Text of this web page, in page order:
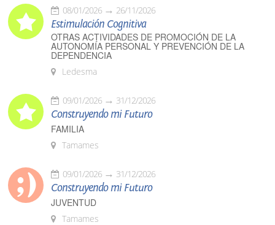
08/01/2026 26/11/2026
Estimulación Cognitiva
OTRAS ACTIVIDADES DE PROMOCIÓN DE LA
AUTONOMÍA PERSONAL Y PREVENCIÓN DE LA
DEPENDENCIA
Ledesma
09/01/2026 31/12/2026
Construyendo mi Futuro
FAMILIA
Tamames
09/01/2026 31/12/2026
Construyendo mi Futuro
JUVENTUD
Tamames